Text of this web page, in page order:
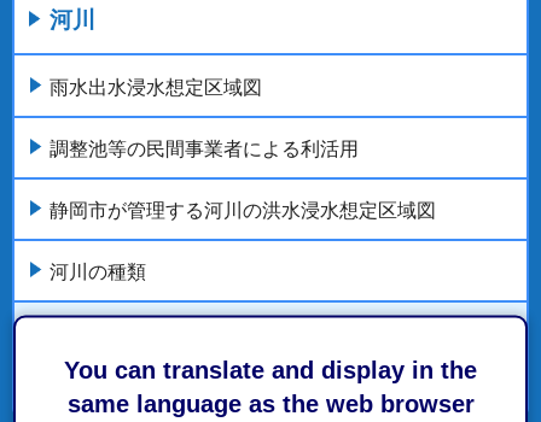
You can translate and display in the
same language as the web browser
河川
雨水出水浸水想定区域図
調整池等の民間事業者による利活用
静岡市が管理する河川の洪水浸水想定区域図
河川の種類